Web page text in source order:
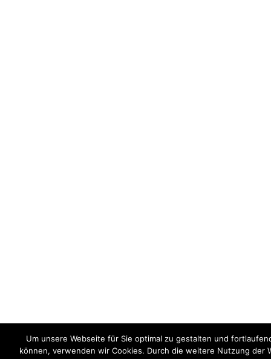
Um unsere Webseite für Sie optimal zu gestalten und
können, verwenden wir Cookies. Durch die weitere Nutzung der